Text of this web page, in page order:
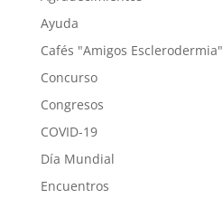
Ayuda
Cafés "Amigos Esclerodermia"
Concurso
Congresos
COVID-19
Día Mundial
Encuentros